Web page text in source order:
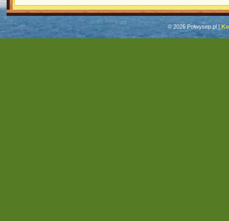
© 2026 Polwysep.pl |